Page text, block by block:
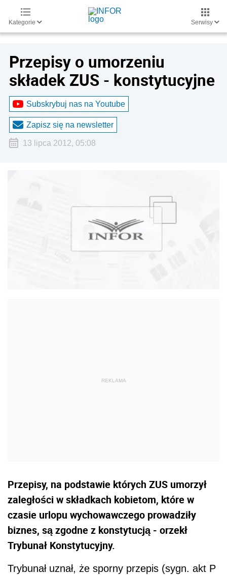
Kategorie Serwisy
Przepisy o umorzeniu
składek ZUS - konstytucyjne
Subskrybuj nas na Youtube
Zapisz się na newsletter
13 lipca 2012, 05:08
Przepisy, na podstawie których ZUS umorzył
zaległości w składkach kobietom, które w
czasie urlopu wychowawczego prowadziły
biznes, są zgodne z konstytucją - orzekł
Trybunał Konstytucyjny.
Trybunał uznał, że sporny przepis (sygn. akt P